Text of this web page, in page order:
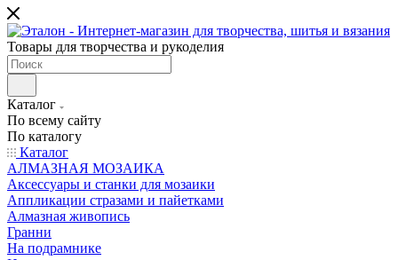
Товары для творчества и рукоделия
Каталог
По всему сайту
По каталогу
Каталог
АЛМАЗНАЯ МОЗАИКА
Аксессуары и станки для мозаики
Аппликации стразами и пайетками
Алмазная живопись
Гранни
На подрамнике